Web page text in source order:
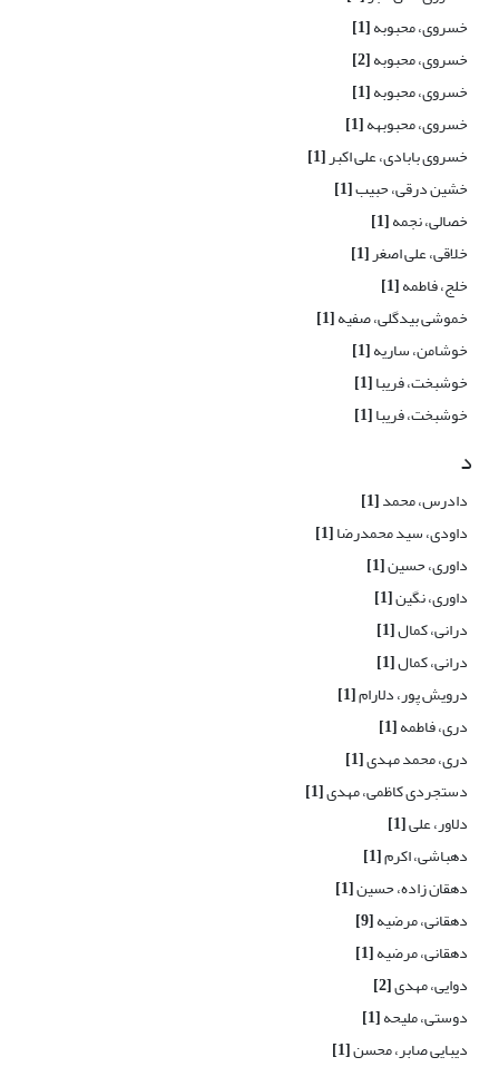
خسروی، محبوبه[1]
خسروی، محبوبه[2]
خسروی، محبوبه[1]
خسروی، محبوبهه[1]
خسروی بابادی، علی اکبر[1]
خشین درقی، حبیب[1]
خصالی، نجمه[1]
خلاقی، علی اصغر[1]
خلج، فاطمه[1]
خموشی بیدگلی، صفیه[1]
خوشامن، ساریه[1]
خوشبخت، فریبا[1]
خوشبخت، فریبا[1]
د
دادرس، محمد[1]
داودی، سید محمدرضا[1]
داوری، حسین[1]
داوری، نگین[1]
درانی، کمال[1]
درانی، کمال[1]
درویش پور، دلارام[1]
دری، فاطمه[1]
دری، محمد مهدی[1]
دستجردی کاظمی، مهدی[1]
دلاور، علی[1]
دهباشی، اکرم[1]
دهقان زاده، حسین[1]
دهقانی، مرضیه[9]
دهقانی، مرضیه[1]
دوایی، مهدی[2]
دوستی، ملیحه[1]
دیبایی صابر، محسن[1]